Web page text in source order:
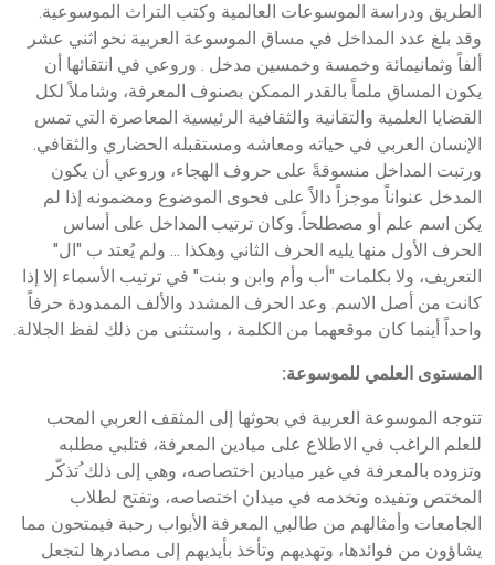
الطريق ودراسة الموسوعات العالمية وكتب التراث الموسوعية.
وقد بلغ عدد المداخل في مساق الموسوعة العربية نحو اثني عشر
ألفاً وثمانيمائة وخمسة وخمسين مدخل . وروعي في انتقائها أن
يكون المساق ملماً بالقدر الممكن بصنوف المعرفة، وشاملاً لكل
القضايا العلمية والتقانية والثقافية الرئيسية المعاصرة التي تمس
الإنسان العربي في حياته ومعاشه ومستقبله الحضاري والثقافي.
ورتبت المداخل منسوقةً على حروف الهجاء، وروعي أن يكون
المدخل عنواناً موجزاً دالاً على فحوى الموضوع ومضمونه إذا لم
يكن اسم علم أو مصطلحاً. وكان ترتيب المداخل على أساس
الحرف الأول منها يليه الحرف الثاني وهكذا ... ولم يُعتد ب "ال"
التعريف، ولا بكلمات "أب وأم وابن و بنت" في ترتيب الأسماء إلا إذا
كانت من أصل الاسم. وعد الحرف المشدد والألف الممدودة حرفاً
واحداً أينما كان موقعهما من الكلمة ، واستثنى من ذلك لفظ الجلالة.
المستوى العلمي للموسوعة:
تتوجه الموسوعة العربية في بحوثها إلى المثقف العربي المحب
للعلم الراغب في الاطلاع على ميادين المعرفة، فتلبي مطلبه
وتزوده بالمعرفة في غير ميادين اختصاصه، وهي إلى ذلك ُتذكّر
المختص وتفيده وتخدمه في ميدان اختصاصه، وتفتح لطلاب
الجامعات وأمثالهم من طالبي المعرفة الأبواب رحبة فيمتحون مما
يشاؤون من فوائدها، وتهديهم وتأخذ بأيديهم إلى مصادرها لتجعل